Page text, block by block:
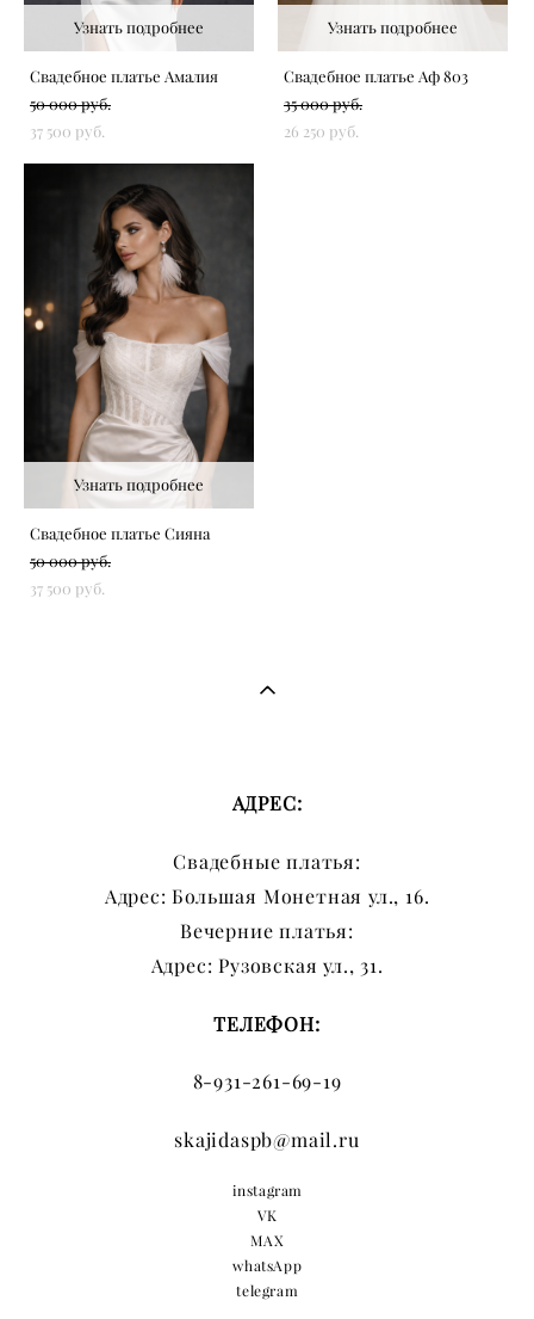
Узнать подробнее
Свадебное платье Амалия
50 000 pуб.
37 500 pуб.
Узнать подробнее
Свадебное платье Аф 803
35 000 pуб.
26 250 pуб.
Узнать подробнее
Свадебное платье Сияна
50 000 pуб.
37 500 pуб.
АДРЕС:
Свадебные платья:
Адрес: Большая Монетная ул., 16.
Вечерние платья:
Адрес: Рузовская ул., 31.
ТЕЛЕФОН:
8-931-261-69-19
skajidaspb@mail.ru
instagram
VK
MAX
whatsApp
telegram